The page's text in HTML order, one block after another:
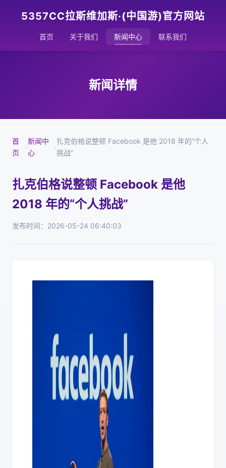
5357CC拉斯维加斯·(中国游)官方网站
首页 关于我们 新闻中心 联系我们
新闻详情
首
页
›
新闻中
心
›
扎克伯格说整顿 Facebook 是他 2018 年的“个人
挑战”
扎克伯格说整顿 Facebook 是他
2018 年的“个人挑战”
发布时间：2026-05-24 06:40:03